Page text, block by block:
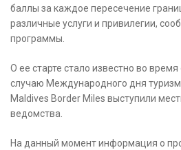
баллы за каждое пересечение
различные услуги и привилегии,
программы.
О ее старте стало известно во
случаю Международного дня
Maldives Border Miles выступили
ведомства.
На данный момент информация о